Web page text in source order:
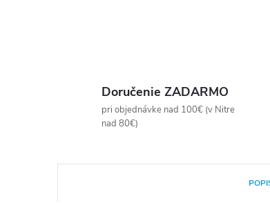
Doručenie ZADARMO
pri objednávke nad 100€ (v Nitre
nad 80€)